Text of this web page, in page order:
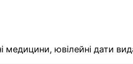
медицини, ювілейні дати